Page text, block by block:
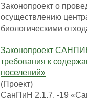
Законопроект о
осуществлению
биологическими
Законопроект
требования к
поселений»
(Проект)
СанПиН 2.1.7. -19